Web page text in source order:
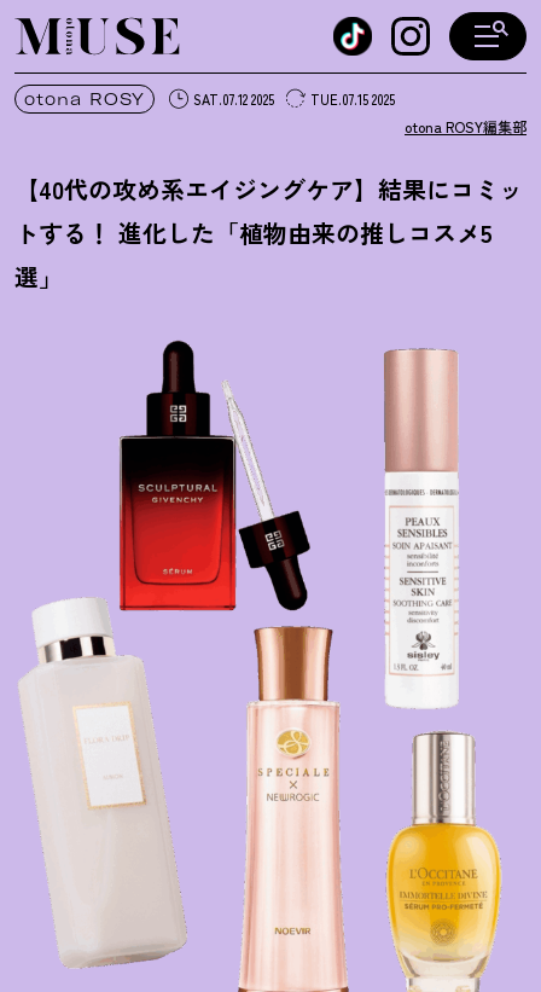
オトナミューズ ウェブ
otona ROSY SAT.07.12 2025 TUE.07.15 2025
otona ROSY編集部
【40代の攻め系エイジングケア】結果にコミッ
トする ！ 進化した「植物由来の推しコスメ5
選」